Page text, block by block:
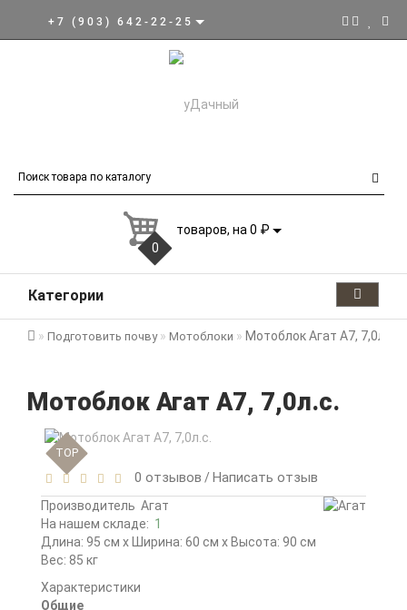
+7 (903) 642-22-25
0
товаров, на 0 ₽
Категории
Подготовить почву Мотоблоки Мотоблок Агат А7, 7,0л.с.
Мотоблок Агат А7, 7,0л.с.
TOP
0 отзывов /Написать отзыв
Производитель Агат
На нашем складе: 1
Длина: 95 см x Ширина: 60 см x Высота: 90 см
Вес: 85 кг
Характеристики
Общие